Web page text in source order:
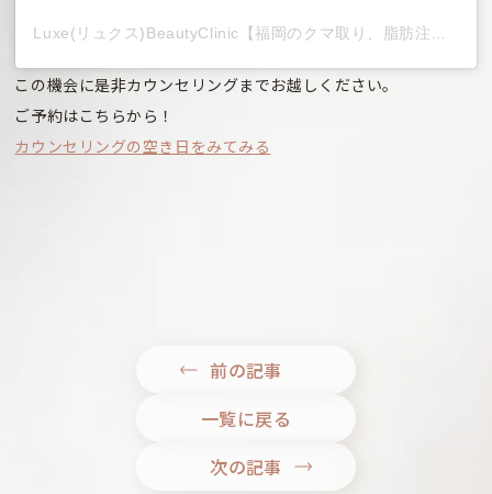
Luxe(リュクス)BeautyClinic【福岡のクマ取り、脂肪注入】リュクスビューティークリニック 美容外科/美容皮膚科(@luxe_beauty.clinic)がシェアした投稿
この機会に是非カウンセリングまでお越しください。
ご予約はこちらから！
カウンセリングの空き日をみてみる
前の記事
一覧に戻る
次の記事